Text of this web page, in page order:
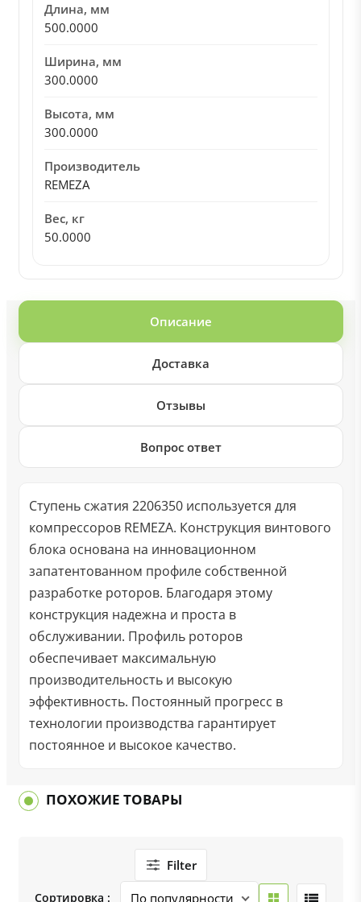
Длина, мм
500.0000
Ширина, мм
300.0000
Высота, мм
300.0000
Производитель
REMEZA
Вес, кг
50.0000
Описание
Доставка
Отзывы
Вопрос ответ
Ступень сжатия 2206350 используется для
компрессоров REMEZA. Конструкция винтового
блока основана на инновационном
запатентованном профиле собственной
разработке роторов. Благодаря этому
конструкция надежна и проста в
обслуживании. Профиль роторов
обеспечивает максимальную
производительность и высокую
эффективность. Постоянный прогресс в
технологии производства гарантирует
постоянное и высокое качество.
ПОХОЖИЕ ТОВАРЫ
Filter
Сортировка :